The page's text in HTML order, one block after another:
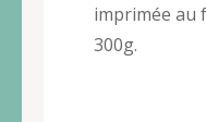
imprimée au
300g.